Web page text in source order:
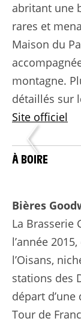
abritant une
rares et
Maison du
montagne.
détaillés sur
Site officiel
À BOIRE
Bières
La Brasserie
l’année
l’Oisans,
stations des
départ
Tour de